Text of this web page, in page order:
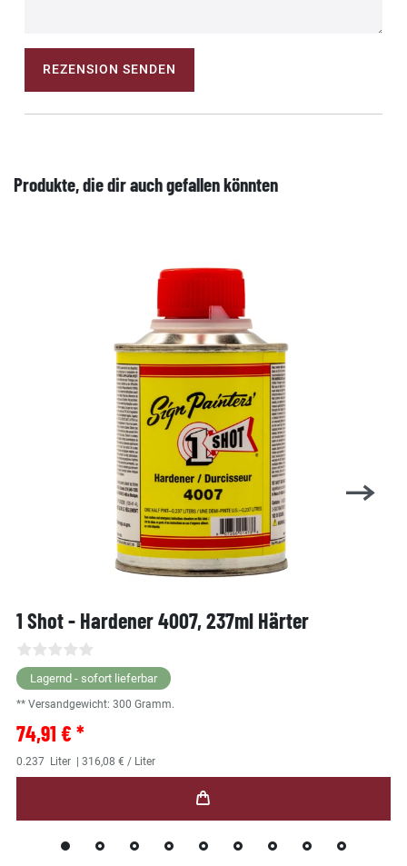
REZENSION SENDEN
Produkte, die dir auch gefallen könnten
1 Shot - Hardener 4007, 237ml Härter
Lagernd - sofort lieferbar
** Versandgewicht: 300 Gramm.
74,91 € *
0.237 Liter | 316,08 € / Liter